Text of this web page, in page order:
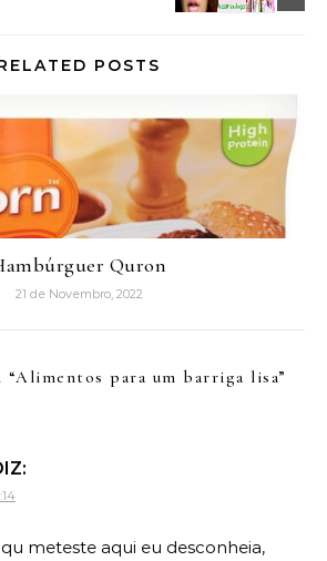
POSTS
Quron
21 de Novembro, 2022
“Alimentos para um barriga lisa”
meteste aqui eu desconheia,